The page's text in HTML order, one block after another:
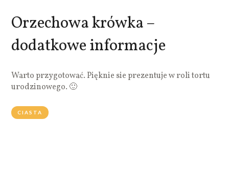
Orzechowa krówka –
dodatkowe informacje
Warto przygotować. Pięknie sie prezentuje w roli tortu
urodzinowego. 🙂
CIASTA